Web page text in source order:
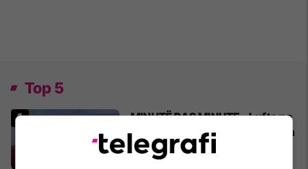
Top 5
MINUTË PAS MINUTE - Lufta po
vazhdon në Iran dhe në Lindjen
e Mesme
28/02/2026